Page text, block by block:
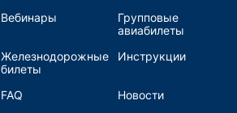
Вебинары
Групповые
авиабилеты
Железнодорожные
билеты
Инструкции
FAQ
Новости